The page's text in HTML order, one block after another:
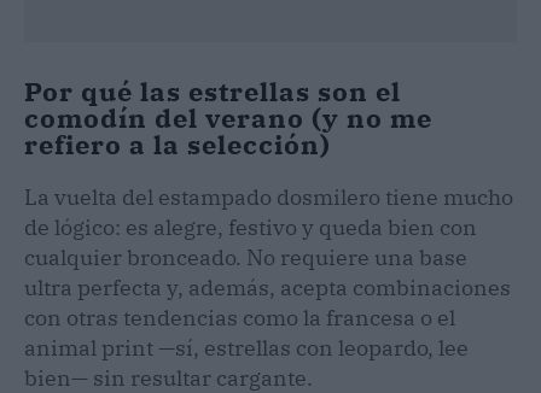
Por qué las estrellas son el
comodín del verano (y no me
refiero a la selección)
La vuelta del estampado dosmilero tiene mucho
de lógico: es alegre, festivo y queda bien con
cualquier bronceado. No requiere una base
ultra perfecta y, además, acepta combinaciones
con otras tendencias como la francesa o el
animal print —sí, estrellas con leopardo, lee
bien— sin resultar cargante.